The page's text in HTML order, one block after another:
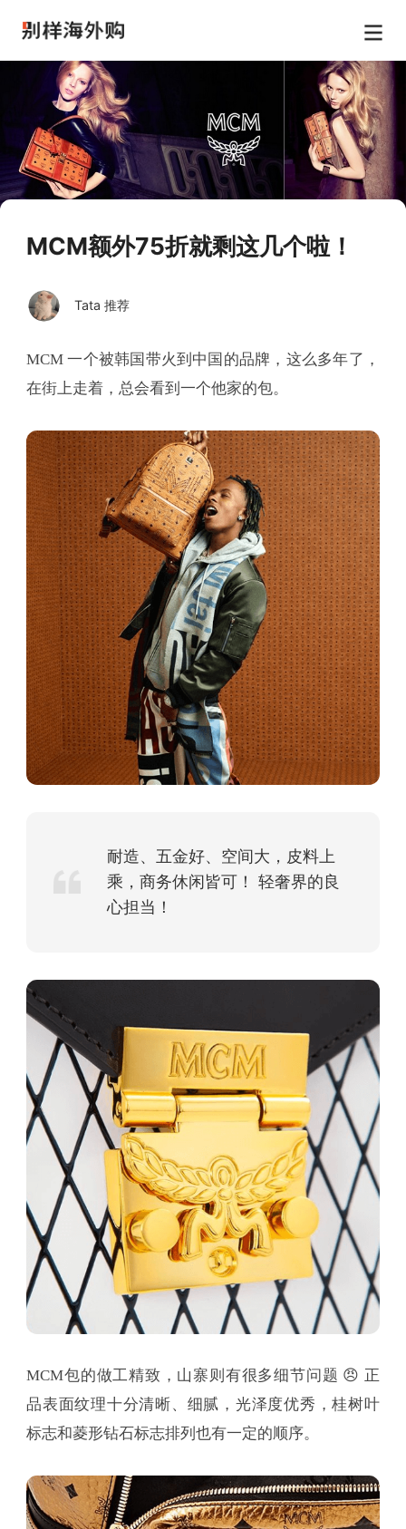
MCM额外75折就剩这几个啦！
Tata 推荐
MCM 一个被韩国带火到中国的品牌，这么多年了，
在街上走着，总会看到一个他家的包。
耐造、五金好、空间大，皮料上
乘，商务休闲皆可！ 轻奢界的良
心担当！
MCM包的做工精致，山寨则有很多细节问题 😠 正
品表面纹理十分清晰、细腻，光泽度优秀，桂树叶
标志和菱形钻石标志排列也有一定的顺序。